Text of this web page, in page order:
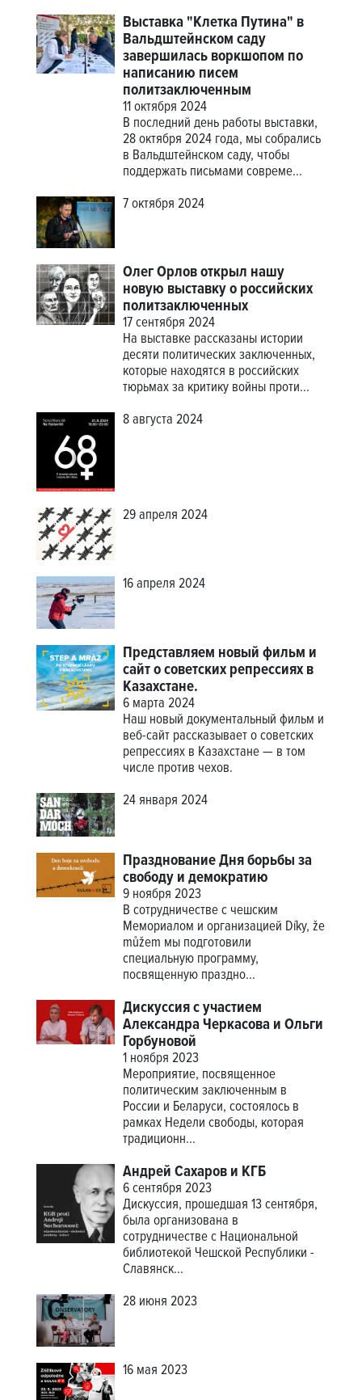
Выставка "Клетка Путина" в
Вальдштейнском саду
завершилась воркшопом по
написанию писем
политзаключенным
11 октября 2024
В последний день работы выставки,
28 октября 2024 года, мы собрались
в Вальдштейнском саду, чтобы
поддержать письмами совреме...
7 октября 2024
Олег Орлов открыл нашу
новую выставку о российских
политзаключенных
17 сентября 2024
На выставке рассказаны истории
десяти политических заключенных,
которые находятся в российских
тюрьмах за критику войны проти...
8 августа 2024
29 апреля 2024
16 апреля 2024
Представляем новый фильм и
сайт о советских репрессиях в
Казахстане.
6 марта 2024
Наш новый документальный фильм и
веб-сайт рассказывает о советских
репрессиях в Казахстане — в том
числе против чехов.
24 января 2024
Празднование Дня борьбы за
свободу и демократию
9 ноября 2023
В сотрудничестве с чешским
Мемориалом и организацией Díky, že
můžem мы подготовили
специальную программу,
посвященную праздно...
Дискуссия с участием
Александра Черкасова и Ольги
Горбуновой
1 ноября 2023
Мероприятие, посвященное
политическим заключенным в
России и Беларуси, состоялось в
рамках Недели свободы, которая
традиционн...
Андрей Сахаров и КГБ
6 сентября 2023
Дискуссия, прошедшая 13 сентября,
была организована в
сотрудничестве с Национальной
библиотекой Чешской Республики -
Славянск...
28 июня 2023
16 мая 2023